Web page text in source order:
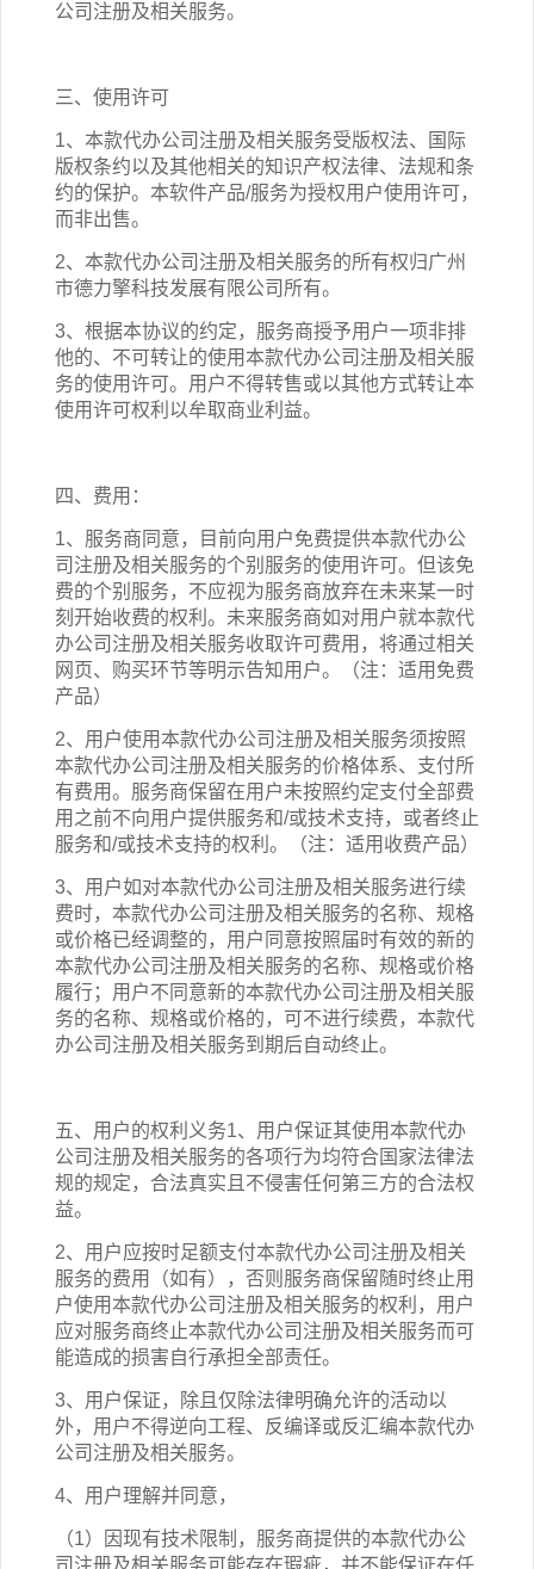
公司注册及相关服务。
三、使用许可
1、本款代办公司注册及相关服务受版权法、国际
版权条约以及其他相关的知识产权法律、法规和条
约的保护。本软件产品/服务为授权用户使用许可，
而非出售。
2、本款代办公司注册及相关服务的所有权归广州
市德力擎科技发展有限公司 所有。
3、根据本协议的约定，服务商授予用户一项非排
他的、不可转让的使用本款代办公司注册及相关服
务的使用许可。用户不得转售或以其他方式转让本
使用许可权利以牟取商业利益。
四、费用：
1、服务商同意，目前向用户免费提供本款代办公
司注册及相关服务的个别服务的使用许可。但该免
费的个别 服务，不应视为服务商放弃在未来某一时
刻开始收费的权利。未来服务商如对用户就本款代
办公司注册及相关服务收取许可费用，将通过相关
网页、购买环节等明示告知用户。（注：适用免费
产品）
2、用户使用本款代办公司注册及相关服务须按照
本款代办公司注册及相关服务的价格体系、支付所
有费用。服务商保留在用户未按照约定支付全部费
用之前不向用户提供服务和/或技术支持，或者终止
服务和/或技术支持的权利。（注：适用收费产品）
3、用户如对本款代办公司注册及相关服务进行续
费时，本款代办公司注册及相关服务的名称、规格
或价格已经调整的，用户同意按照届时有效的新的
本款代办公司注册及相关服务的名称、规格或价格
履行；用户不同意新的本款代办公司注册及相关服
务的名称、规格或价格的，可不进行续费，本款代
办公司注册及相关服务到期后自动终止。
五、用户的权利义务1、用户保证其使用本款代办
公司注册及相关服务的各项行为均符合国家法律法
规的规定，合法真实且不侵害任何第三方的合法权
益。
2、用户应按时足额支付本款代办公司注册及相关
服务的费用（如有），否则服务商保留随时终止用
户使用本款代办公司注册及相关服务的权利，用户
应对服务商终止本款代办公司注册及相关服务而可
能造成的损害自行承担全部责任。
3、用户保证，除且仅除法律明确允许的活动以
外，用户不得逆向工程、反编译或反汇编本款代办
公司注册及相关服务。
4、用户理解并同意，
（1）因现有技术限制，服务商提供的本款代办公
司注册及相关服务可能存在瑕疵，并不能保证在任